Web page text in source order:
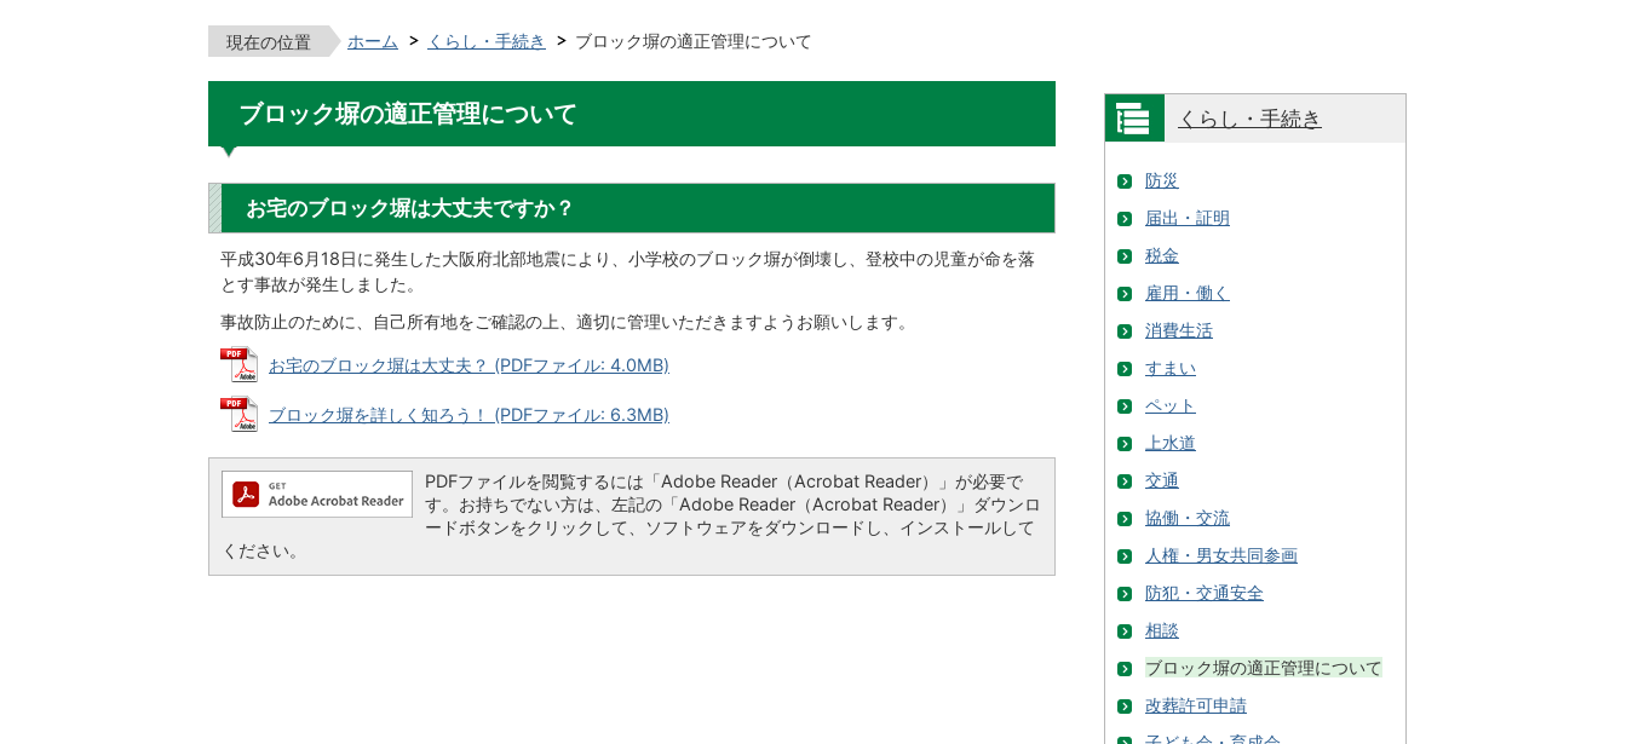
現在の位置 ホーム くらし・手続き ブロック塀の適正管理について
ブロック塀の適正管理について
お宅のブロック塀は大丈夫ですか？
平成30年6月18日に発生した大阪府北部地震により、小学校のブロック塀が倒壊し、登校中の児童が命を落
とす事故が発生しました。
事故防止のために、自己所有地をご確認の上、適切に管理いただきますようお願いします。
お宅のブロック塀は大丈夫？ (PDFファイル: 4.0MB)
ブロック塀を詳しく知ろう！ (PDFファイル: 6.3MB)
PDFファイルを閲覧するには「Adobe Reader（Acrobat Reader）」が必要で
す。お持ちでない方は、左記の「Adobe Reader（Acrobat Reader）」ダウンロ
ードボタンをクリックして、ソフトウェアをダウンロードし、インストールして
ください。
くらし・手続き
防災
届出・証明
税金
雇用・働く
消費生活
すまい
ペット
上水道
交通
協働・交流
人権・男女共同参画
防犯・交通安全
相談
ブロック塀の適正管理について
改葬許可申請